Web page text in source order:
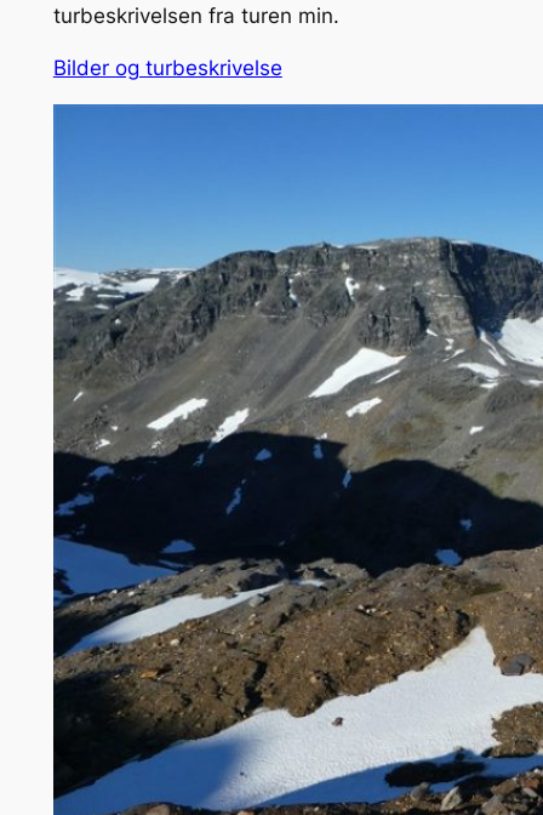
turbeskrivelsen fra turen min.
Bilder og turbeskrivelse